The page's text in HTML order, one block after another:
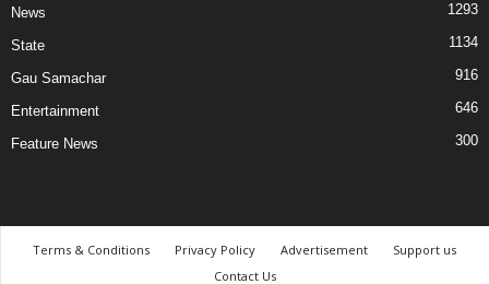
News 1293
State 1134
Gau Samachar 916
Entertainment 646
Feature News 300
Terms & Conditions Privacy Policy Advertisement
Support us
Contact Us